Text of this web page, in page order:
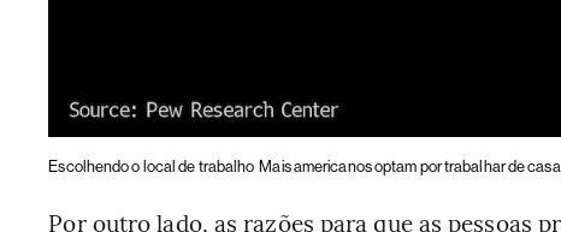
Escolhendo o local de trabalho Mais americanos optam por trabalhar de
Por outro lado, as razões para que as pessoas